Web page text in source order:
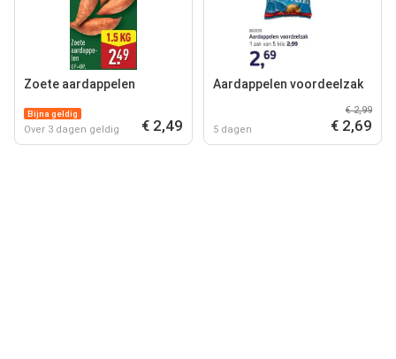
Zoete aardappelen
Bijna geldig
Over 3 dagen geldig € 2,49
Aardappelen voordeelzak
5 dagen
€ 2,99
€ 2,69